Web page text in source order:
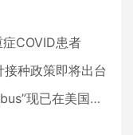
COVID患者
种政策即将出台
美国占据主导地位